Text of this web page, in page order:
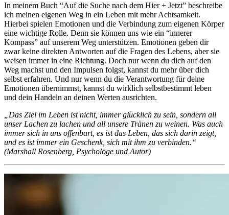
In meinem Buch “Auf die Suche nach dem Hier + Jetzt” beschreibe
ich meinen eigenen Weg in ein Leben mit mehr Achtsamkeit.
Hierbei spielen Emotionen und die Verbindung zum eigenen Körper
eine wichtige Rolle. Denn sie können uns wie ein “innerer
Kompass” auf unserem Weg unterstützen. Emotionen geben dir
zwar keine direkten Antworten auf die Fragen des Lebens, aber sie
weisen immer in eine Richtung. Doch nur wenn du dich auf den
Weg machst und den Impulsen folgst, kannst du mehr über dich
selbst erfahren. Und nur wenn du die Verantwortung für deine
Emotionen übernimmst, kannst du wirklich selbstbestimmt leben
und dein Handeln an deinen Werten ausrichten.
„Das Ziel im Leben ist nicht, immer glücklich zu sein, sondern all
unser Lachen zu lachen und all unsere Tränen zu weinen. Was auch
immer sich in uns offenbart, es ist das Leben, das sich darin zeigt,
und es ist immer ein Geschenk, sich mit ihm zu verbinden.“
(Marshall Rosenberg, Psychologe und Autor)